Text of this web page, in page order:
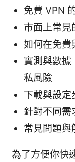
免費 VPN
市面上常見
如何在免費
實測與數據
私風險
下載與設定
針對不同需
常見問題與
為了方便你快